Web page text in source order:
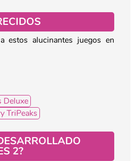
estos alucinantes juegos en
Deluxe
TriPeaks
2?